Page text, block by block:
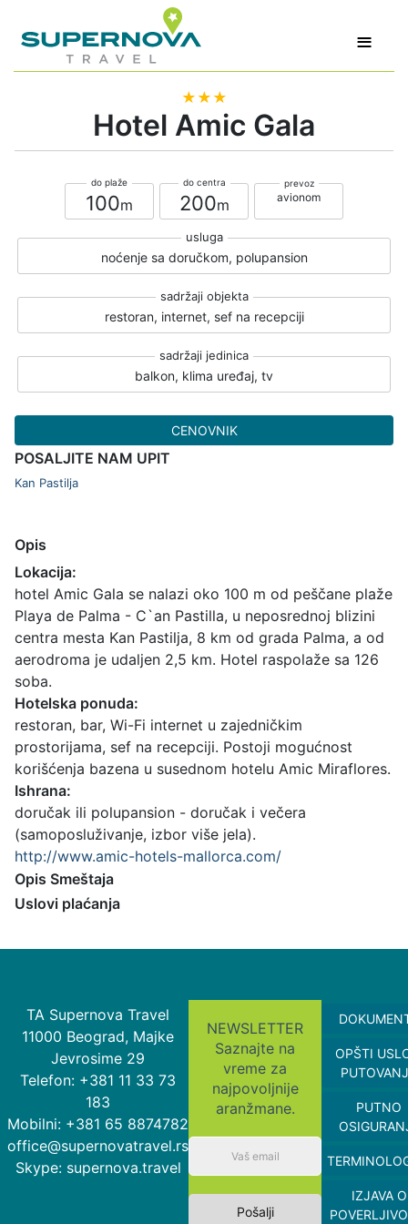
≡
★★★
Hotel Amic Gala
100 200 avionom
noćenje sa doručkom, polupansion
restoran, internet, sef na recepciji
balkon, klima uređaj, tv
CENOVNIK
POSALJITE NAM UPIT
Kan Pastilja
Opis
Lokacija:
hotel Amic Gala se nalazi oko 100 m od peščane plaže
Playa de Palma - C`an Pastilla, u neposrednoj blizini
centra mesta Kan Pastilja, 8 km od grada Palma, a od
aerodroma je udaljen 2,5 km. Hotel raspolaže sa 126
soba.
Hotelska ponuda:
restoran, bar, Wi-Fi internet u zajedničkim
prostorijama, sef na recepciji. Postoji mogućnost
korišćenja bazena u susednom hotelu Amic Miraflores.
Ishrana:
doručak ili polupansion - doručak i večera
(samoposluživanje, izbor više jela).
http://www.amic-hotels-mallorca.com/
Opis Smeštaja
Uslovi plaćanja
TA Supernova Travel
11000 Beograd, Majke
Jevrosime 29
Telefon: +381 11 33 73
183
Mobilni: +381 65 8874782
office@supernovatravel.rs
Skype: supernova.travel
NEWSLETTER
Saznajte na
vreme za
najpovoljnije
aranžmane.
Pošalji
OPŠTI
PUTNO
IZJAVA O